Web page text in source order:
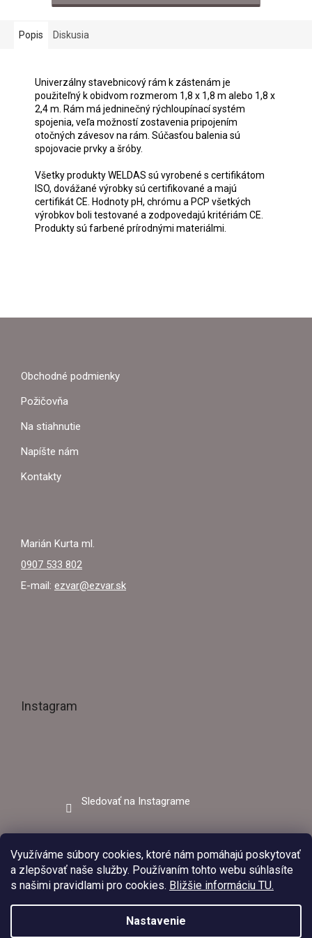
Využíváme súbory cookies, ktoré nám pomáhajú poskytovať
a zlepšovať naše služby. Používaním tohto webu súhlasíte
s našimi pravidlami pro cookies. Bližšie informáciu TU.
Nastavenie
Popis Diskusia
Univerzálny stavebnicový rám k zástenám je
použiteľný k obidvom rozmerom 1,8 x 1,8 m alebo 1,8 x
2,4 m. Rám má jedninečný rýchloupínací systém
spojenia, veľa možností zostavenia pripojením
otočných závesov na rám. Súčasťou balenia sú
spojovacie prvky a šróby.
Všetky produkty WELDAS sú vyrobené s certifikátom
ISO, dovážané výrobky sú certifikované a majú
certifikát CE. Hodnoty pH, chrómu a PCP všetkých
výrobkov boli testované a zodpovedajú kritériám CE.
Produkty sú farbené prírodnými materiálmi.
Z
Obchodné podmienky
Požičovňa
Na stiahnutie
Napíšte nám
Kontakty
Marián Kurta ml.
0907 533 802
E-mail: ezvar@ezvar.sk
Instagram
Sledovať na Instagrame